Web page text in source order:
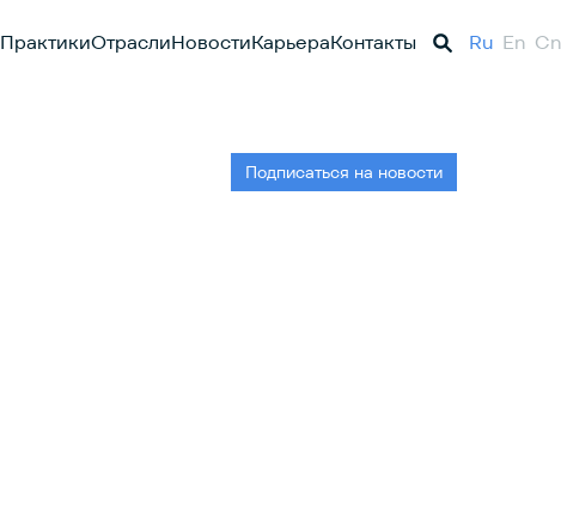
ПрактикиОтраслиНовостиКарьераКонтакты Ru En Cn
Подписаться на новости